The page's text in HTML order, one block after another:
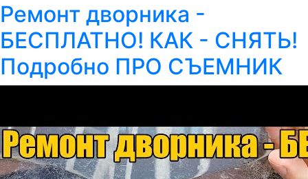
Ремонт дворника -
БЕСПЛАТНО! КАК - СНЯТЬ!
Подробно ПРО СЪЕМНИК